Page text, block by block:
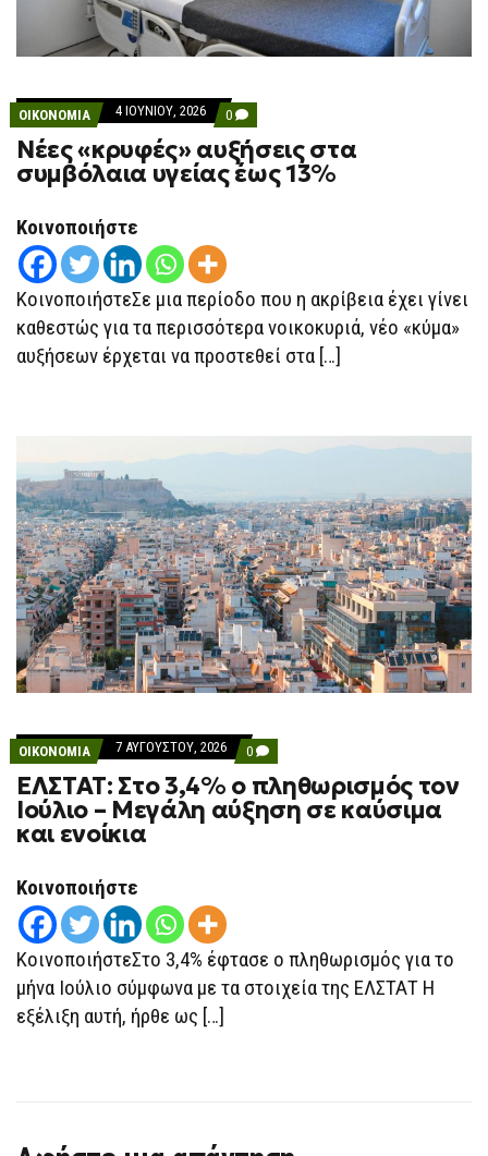
ΟΙΚΟΝΟΜΙΑ 4 ΙΟΥΝΊΟΥ, 2026 0 COMMENTS
ON
ΝΈΕΣ
«ΚΡΥΦΈΣ»
ΑΥΞΉΣΕΙΣ
Νέες «κρυφές» αυξήσεις στα
συμβόλαια υγείας έως 13%
Κοινοποιήστε
ΚοινοποιήστεΣε μια περίοδο που η ακρίβεια έχει γίνει
καθεστώς για τα περισσότερα νοικοκυριά, νέο «κύμα»
αυξήσεων έρχεται να προστεθεί στα […]
ΟΙΚΟΝΟΜΙΑ 7 ΑΥΓΟΎΣΤΟΥ, 2026 0 COMMENTS
ON
ΕΛΣΤΑΤ:
ΣΤΟ
3,4%
ΚΑΎΣΙΜΑ
ΕΝΟΊΚΙΑ
ΕΛΣΤΑΤ: Στο 3,4% ο πληθωρισμός τον
Ιούλιο – Μεγάλη αύξηση σε καύσιμα
και ενοίκια
Κοινοποιήστε
ΚοινοποιήστεΣτο 3,4% έφτασε ο πληθωρισμός για το
μήνα Ιούλιο σύμφωνα με τα στοιχεία της ΕΛΣΤΑΤ Η
εξέλιξη αυτή, ήρθε ως […]